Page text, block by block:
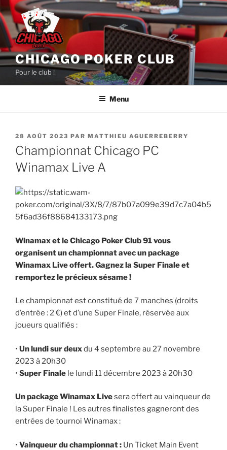
Aller
au
contenu
principal
CHICAGO POKER CLUB
Pour le club !
Menu
PUBLIÉ
LE
28 AOÛT 2023 PAR MATTHIEU AGUERREBERRY
Championnat Chicago PC
Winamax Live A
Winamax et le Chicago Poker Club 91 vous
organisent un championnat avec un package
Winamax Live offert. Gagnez la Super Finale et
remportez le précieux sésame !
Le championnat est constitué de 7 manches (droits
d’entrée : 2 €) et d’une Super Finale, réservée aux
joueurs qualifiés :
• Un lundi sur deuxdu 4 septembre au 27 novembre
2023 à 20h30
• Super Finale le lundi 11 décembre 2023 à 20h30
Un package Winamax Livesera offert au vainqueur de
la Super Finale ! Les autres finalistes gagneront des
entrées de tournoi Winamax :
• Vainqueur du championnat : Un Ticket Main Event